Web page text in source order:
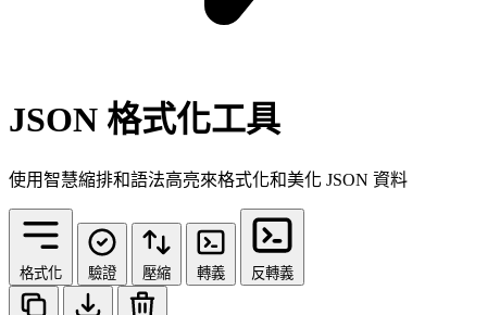
JSON 格式化工具
使用智慧縮排和語法高亮來格式化和美化 JSON 資料
格式化 驗證 壓縮 轉義 反轉義